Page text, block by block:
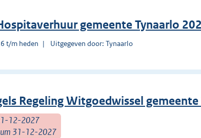
gemeente Tynaarlo
t/m heden Uitgegeven door: Tynaarlo
Regeling Witgoedwissel
12-2027
31-12-2027